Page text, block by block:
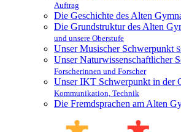
Auftrag
Die Geschichte des Alten
Die Grundstruktur des Alten
und unsere Oberstufe
Unser Musischer Schwerpunkt
Unser Naturwissenschaftlicher
Forscherinnen und Forscher
Unser IKT Schwerpunkt in der
Kommunikation, Technik
Die Fremdsprachen am Alten